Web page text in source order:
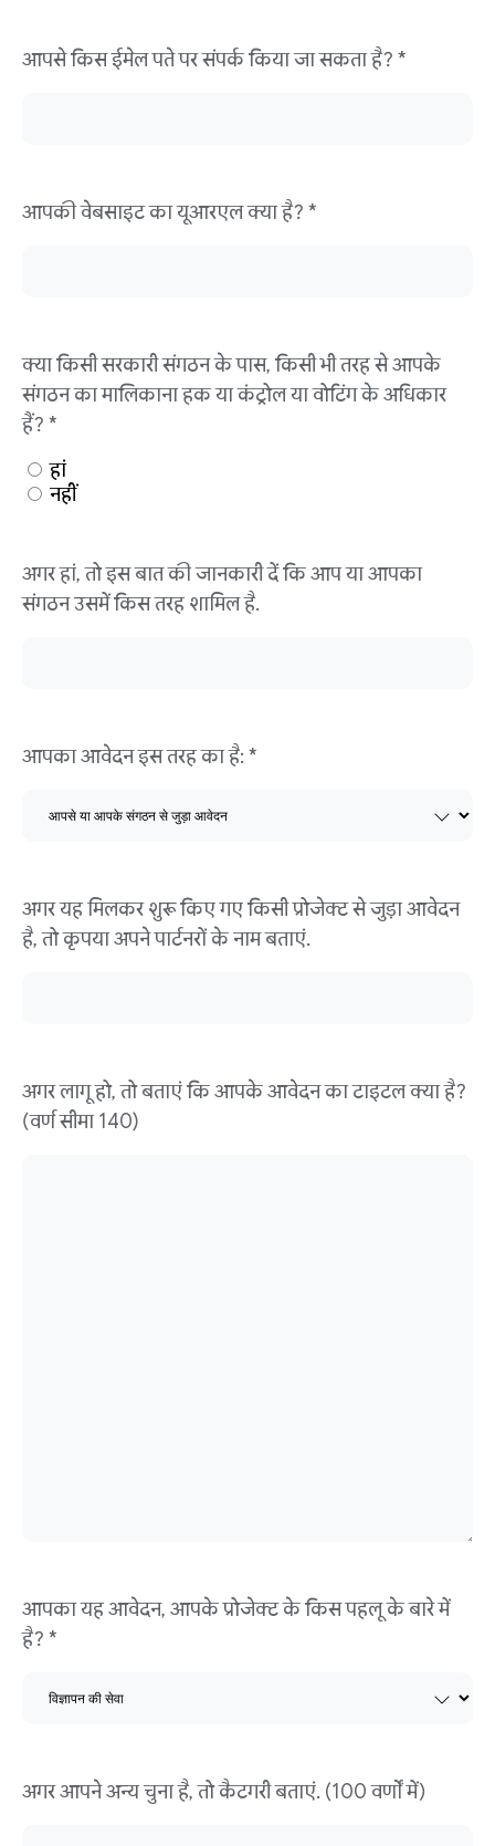
आपसे किस ईमेल पते पर संपर्क किया जा सकता है? *
आपकी वेबसाइट का यूआरएल क्या है? *
क्या किसी सरकारी संगठन के पास, किसी भी तरह से आपके
संगठन का मालिकाना हक या कंट्रोल या वोटिंग के अधिकार
हैं? *
हां
नहीं
अगर हां, तो इस बात की जानकारी दें कि आप या आपका
संगठन उसमें किस तरह शामिल है.
आपका आवेदन इस तरह का है: *
अगर यह मिलकर शुरू किए गए किसी प्रोजेक्ट से जुड़ा आवेदन
है, तो कृपया अपने पार्टनरों के नाम बताएं.
अगर लागू हो, तो बताएं कि आपके आवेदन का टाइटल क्या है?
(वर्ण सीमा 140)
आपका यह आवेदन, आपके प्रोजेक्ट के किस पहलू के बारे में
है? *
अगर आपने अन्य चुना है, तो कैटगरी बताएं. (100 वर्णों में)